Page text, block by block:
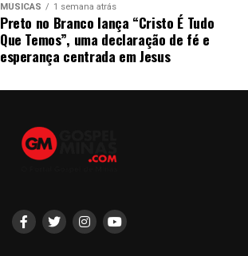
MÚSICAS 1 semana atrás
Preto no Branco lança “Cristo É Tudo
Que Temos”, uma declaração de fé e
esperança centrada em Jesus